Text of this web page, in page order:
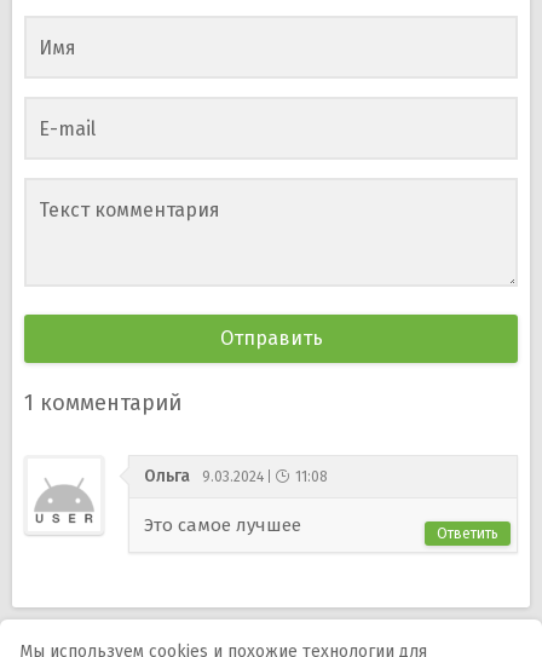
Имя
E-mail
Текст комментария
1 комментарий
Ольга 9.03.2024 11:08
Это самое лучшее Ответить
Мы используем cookies и похожие технологии для